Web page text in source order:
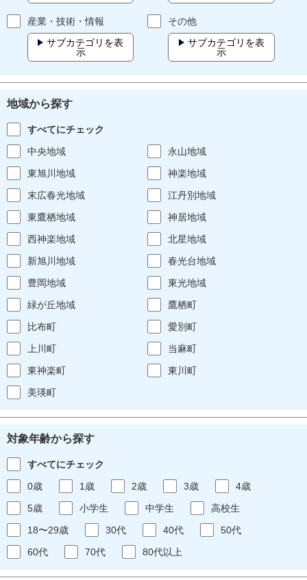
産業・技術・情報
サブカテゴリを表
示
その他
サブカテゴリを表
示
地域から探す
すべてにチェック
中央地域
永山地域
東旭川地域
神楽地域
末広春光地域
江丹別地域
東鷹栖地域
神居地域
西神楽地域
北星地域
新旭川地域
春光台地域
豊岡地域
東光地域
緑が丘地域
鷹栖町
比布町
愛別町
上川町
当麻町
東神楽町
東川町
美瑛町
対象年齢から探す
すべてにチェック
0歳
1歳 2歳 3歳
4歳
5歳
小学生 中学生
高校生
18〜29歳
30代 40代
50代
60代
70代 80代以上